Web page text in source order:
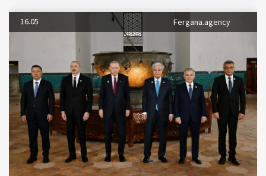
16.05 Fergana.agency